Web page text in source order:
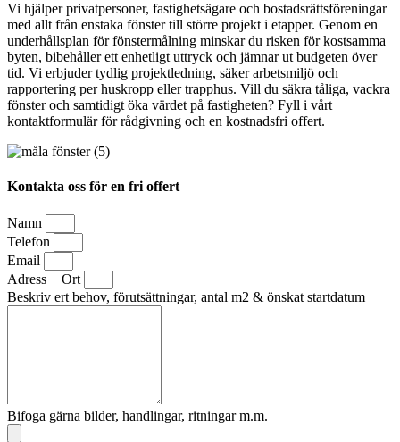
Vi hjälper privatpersoner, fastighetsägare och bostadsrättsföreningar
med allt från enstaka fönster till större projekt i etapper. Genom en
underhållsplan för fönstermålning minskar du risken för kostsamma
byten, bibehåller ett enhetligt uttryck och jämnar ut budgeten över
tid. Vi erbjuder tydlig projektledning, säker arbetsmiljö och
rapportering per huskropp eller trapphus. Vill du säkra tåliga, vackra
fönster och samtidigt öka värdet på fastigheten? Fyll i vårt
kontaktformulär för rådgivning och en kostnadsfri offert.
Kontakta oss för en fri offert
Namn
Telefon
Email
Adress + Ort
Beskriv ert behov, förutsättningar, antal m2 & önskat startdatum
Bifoga gärna bilder, handlingar, ritningar m.m.